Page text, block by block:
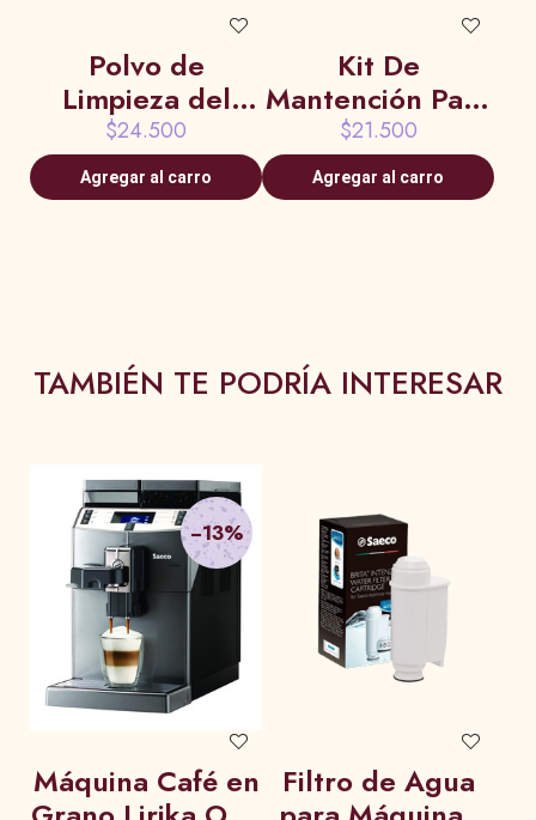
Polvo de
Limpieza del
Circuito de
Leche Saeco x
6un
$24.500
Agregar al carro
Kit De
Mantención Para
Máquinas de
Café Saeco
$21.500
Agregar al carro
TAMBIÉN TE PODRÍA INTERESAR
−13%
Máquina Café en
Filtro de Agua